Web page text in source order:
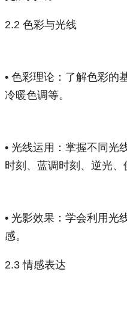
2.2 色彩与光线
• 色彩理论：了解色彩的
冷暖色调等。
• 光线运用：掌握不同光
时刻、蓝调时刻、逆光、
• 光影效果：学会利用光
感。
2.3 情感表达